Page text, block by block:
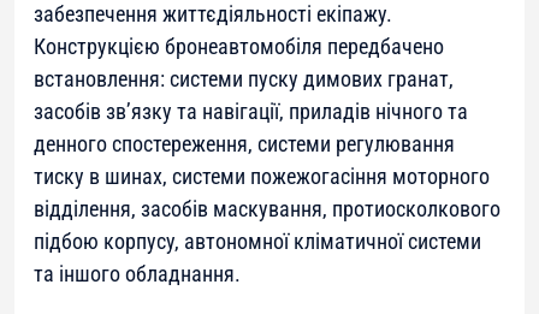
забезпечення життєдіяльності екіпажу.
Конструкцією бронеавтомобіля передбачено
встановлення: системи пуску димових гранат,
засобів зв’язку та навігації, приладів нічного та
денного спостереження, системи регулювання
тиску в шинах, системи пожежогасіння моторного
відділення, засобів маскування, протиосколкового
підбою корпусу, автономної кліматичної системи
та іншого обладнання.